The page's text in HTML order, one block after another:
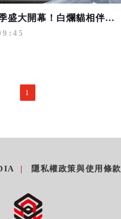
茂林雙年賞蝶季盛大開幕！白爛貓相伴 同賞世界唯二奇景「紫蝶幽谷」
1
隱私權政策與使用條款